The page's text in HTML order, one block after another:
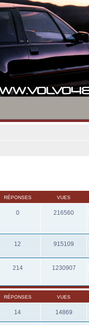
RÉPONSES VUES
0 216560
12 915109
214 1230907
RÉPONSES VUES
14 14869